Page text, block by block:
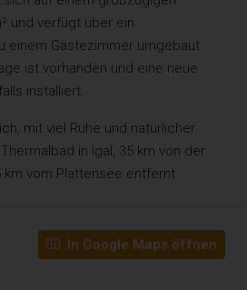
und verfügt über ein
einem Gästezimmer umgebaut
ist vorhanden und eine neue
installiert.
mit viel Ruhe und natürlicher
in Igal, 35 km von der
km vom Plattensee entfernt.
In Google Maps öffnen